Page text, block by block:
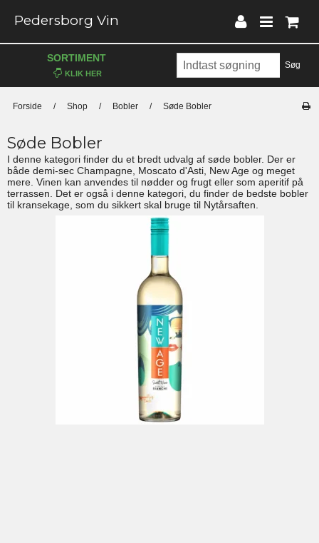
Pedersborg Vin
Søg
SORTIMENT
Forside / Shop / Bobler / Søde Bobler
Søde Bobler
I denne kategori finder du et bredt udvalg af søde bobler. Der er
både demi-sec Champagne, Moscato d'Asti, New Age og meget
mere. Vinen kan anvendes til nødder og frugt eller som aperitif på
terrassen. Det er også i denne kategori, du finder de bedste bobler
til kransekage, som du sikkert skal bruge til Nytårsaften.